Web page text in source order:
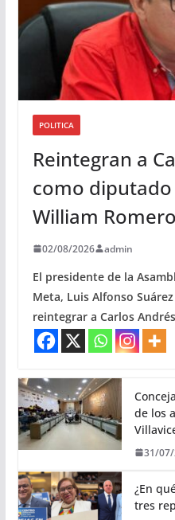
POLITICA
Reintegran a
como
William Romero
02/08/2026 admin
El presidente de la
Meta, Luis Alfonso
reintegrar a Carlos
de los
31/
¿En
tres